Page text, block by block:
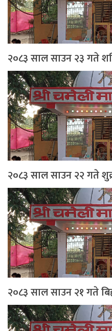
२०८३ साल साउन २३ गते
२०८३ साल साउन २२ गते
२०८३ साल साउन २१ गते